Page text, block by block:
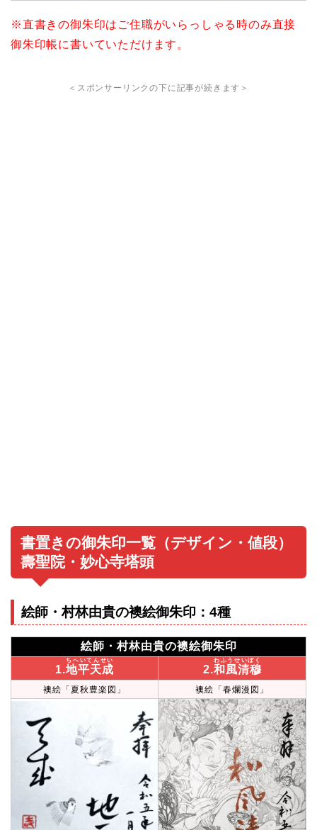
※直書きの御朱印はご住職がいらっしゃる時のみ直接
御朱印帳に書いていただけます。
＜スポンサーリンクの下に記事が続きます＞
書置きの御朱印一覧（デザイン・値段）
壽聖院・妙心寺塔頭
絵師・村林由貴の襖絵御朱印：4種
絵師・村林由貴の襖絵御朱印
1.地平天成
ちへいてんせい
2.和風清穆
わふうせいぼく
襖絵「夏秋豊楽図」 襖絵「春爛漫図」